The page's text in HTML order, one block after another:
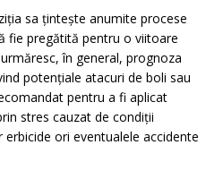
sa țintește anumite procese
fie pregătită pentru o viitoare
în general, prognoza
potențiale atacuri de boli sau
pentru a fi aplicat
stres cauzat de condiții
ori eventualele accidente